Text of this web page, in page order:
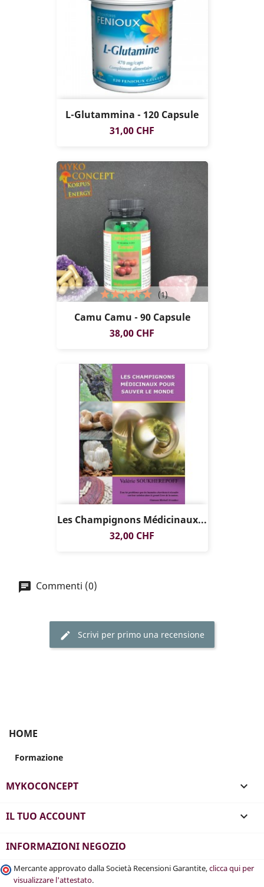
L-Glutammina - 120 Capsule
Prezzo
31,00 CHF
Camu Camu - 90 Capsule
Prezzo
38,00 CHF
(1)
Les Champignons Médicinaux...
Prezzo
32,00 CHF
Commenti (0)
Scrivi per primo una recensione
HOME
Formazione
MYKOCONCEPT 
IL TUO ACCOUNT 
INFORMAZIONI NEGOZIO
Mercante approvato dalla Società Recensioni Garantite,clicca qui per
visualizzare l'attestato.